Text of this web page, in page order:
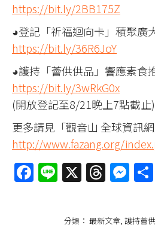
https://bit.ly/2BB175Z
◕登記「祈福迴向卡」積聚廣
https://bit.ly/36R6JoY
◕護持「薈供供品」響應素食
https://bit.ly/3wRkG0x
(開放登記至8/21晚上7點截止)
更多請見「觀音山 全球資訊網
http://www.fazang.org/
Facebook
Line
X
分類： 最新文章, 護持薈供